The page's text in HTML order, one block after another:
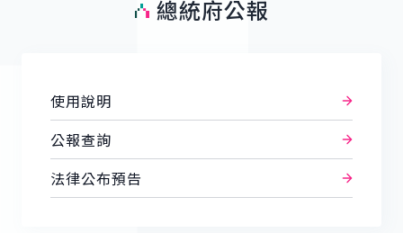
總統府公報
使用說明
公報查詢
法律公布預告